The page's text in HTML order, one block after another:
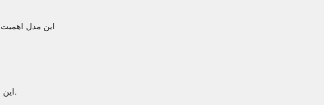
این مدل
این مدل در درک عملکرد پرتفوی، نقش مدیریت فعال و پیش‌بینی بازده آینده اهمیت دارد.